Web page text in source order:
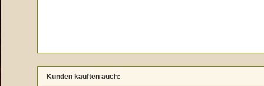
Kunden kauften auch: